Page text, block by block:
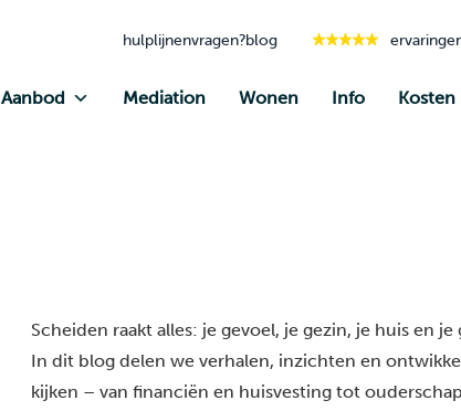
hulplijnenvragen?blog
Aanbod Mediation Wonen Info Kosten
Scheiden raakt alles: je gevoel, je gezin, je huis en je
In dit blog delen we verhalen, inzichten en
kijken – van financiën en huisvesting tot